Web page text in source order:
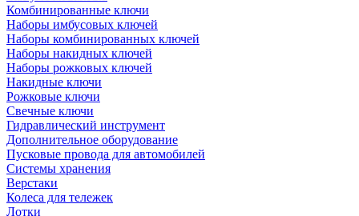
Комбинированные ключи
Наборы имбусовых ключей
Наборы комбинированных ключей
Наборы накидных ключей
Наборы рожковых ключей
Накидные ключи
Рожковые ключи
Свечные ключи
Гидравлический инструмент
Дополнительное оборудование
Пусковые провода для автомобилей
Системы хранения
Верстаки
Колеса для тележек
Лотки